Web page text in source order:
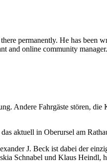
permanently. He has
and online community
Andere Fahrgäste stören,
aktuell in Oberursel am
J. Beck ist dabei der
Schnabel und Klaus Heindl,